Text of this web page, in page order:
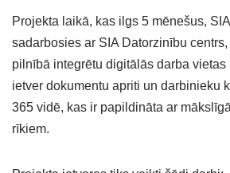
Projekta laikā, kas ilgs 5 mēnešus,
sadarbosies ar SIA Datorzinību
pilnībā integrētu digitālās darba vietas
ietver dokumentu apriti un darbinieku
365 vidē, kas ir papildināta ar
rīkiem.